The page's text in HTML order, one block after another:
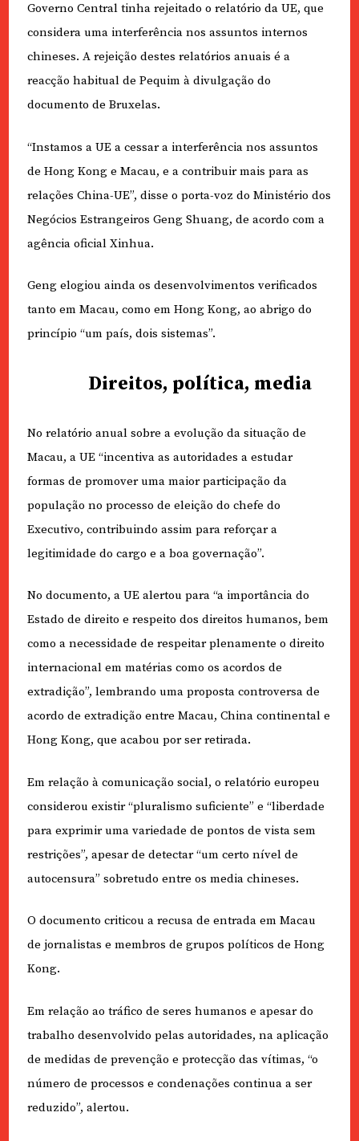
Governo Central tinha rejeitado o relatório da UE, que
considera uma interferência nos assuntos internos
chineses. A rejeição destes relatórios anuais é a
reacção habitual de Pequim à divulgação do
documento de Bruxelas.
“Instamos a UE a cessar a interferência nos assuntos
de Hong Kong e Macau, e a contribuir mais para as
relações China-UE”, disse o porta-voz do Ministério dos
Negócios Estrangeiros Geng Shuang, de acordo com a
agência oficial Xinhua.
Geng elogiou ainda os desenvolvimentos verificados
tanto em Macau, como em Hong Kong, ao abrigo do
princípio “um país, dois sistemas”.
Direitos, política, media
No relatório anual sobre a evolução da situação de
Macau, a UE “incentiva as autoridades a estudar
formas de promover uma maior participação da
população no processo de eleição do chefe do
Executivo, contribuindo assim para reforçar a
legitimidade do cargo e a boa governação”.
No documento, a UE alertou para “a importância do
Estado de direito e respeito dos direitos humanos, bem
como a necessidade de respeitar plenamente o direito
internacional em matérias como os acordos de
extradição”, lembrando uma proposta controversa de
acordo de extradição entre Macau, China continental e
Hong Kong, que acabou por ser retirada.
Em relação à comunicação social, o relatório europeu
considerou existir “pluralismo suficiente” e “liberdade
para exprimir uma variedade de pontos de vista sem
restrições”, apesar de detectar “um certo nível de
autocensura” sobretudo entre os media chineses.
O documento criticou a recusa de entrada em Macau
de jornalistas e membros de grupos políticos de Hong
Kong.
Em relação ao tráfico de seres humanos e apesar do
trabalho desenvolvido pelas autoridades, na aplicação
de medidas de prevenção e protecção das vítimas, “o
número de processos e condenações continua a ser
reduzido”, alertou.